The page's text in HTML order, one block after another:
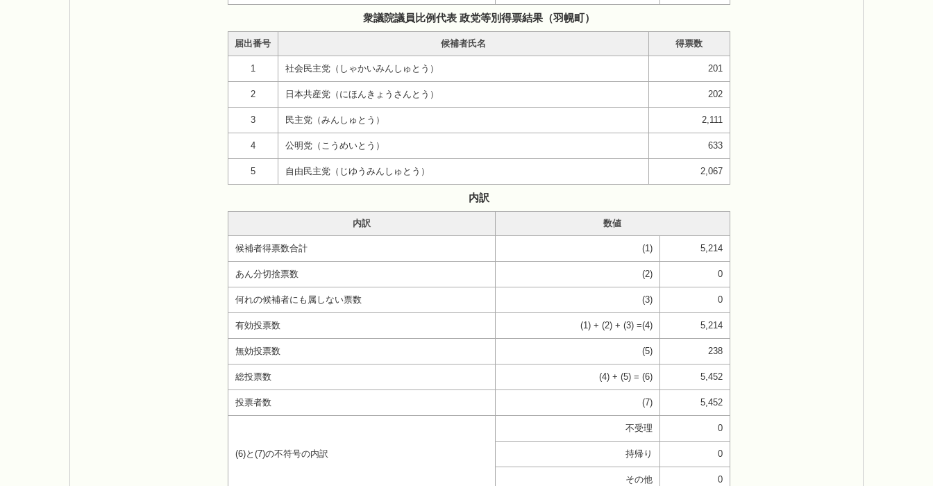
衆議院議員比例代表 政党等別得票結果（羽幌町）
届出番号 候補者氏名 得票数
1 社会民主党（しゃかいみんしゅとう） 201
2 日本共産党（にほんきょうさんとう） 202
3 民主党（みんしゅとう） 2,111
4 公明党（こうめいとう） 633
5 自由民主党（じゆうみんしゅとう） 2,067
内訳
内訳 数値
候補者得票数合計 (1) 5,214
あん分切捨票数 (2) 0
何れの候補者にも属しない票数 (3) 0
有効投票数 (1) + (2) + (3) =(4) 5,214
無効投票数 (5) 238
総投票数 (4) + (5) = (6) 5,452
投票者数 (7) 5,452
(6)と(7)の不符号の内訳
不受理 0
持帰り 0
その他 0